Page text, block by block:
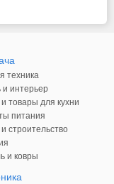
техника
и интерьер
товары для кухни
питания
строительство
и ковры